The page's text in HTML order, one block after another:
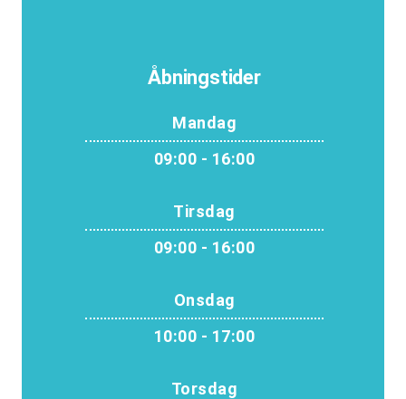
Åbningstider
Mandag
09:00 - 16:00
Tirsdag
09:00 - 16:00
Onsdag
10:00 - 17:00
Torsdag